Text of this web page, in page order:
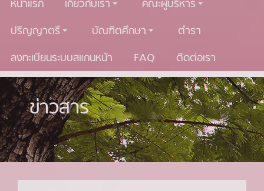
หน้าแรก เกี่ยวกับเรา
คณะผู้บริหาร
ปริญญาตรี
บัณฑิตศึกษา
ตำรา
ลงทะเบียนระบบสแกนหน้า
FAQ ติดต่อเรา
ข่าวสาร